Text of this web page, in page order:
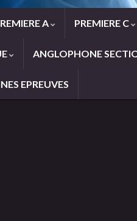
A PREMIERE C
ANGLOPHONE
EPREUVES